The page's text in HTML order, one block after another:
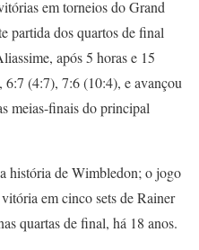
em torneios do Grand
partida dos quartos de final
após 5 horas e 15
(4:7), 7:6 (10:4), e avançou
meias-finais do principal
história de Wimbledon; o jogo
em cinco sets de Rainer
quartas de final, há 18 anos.